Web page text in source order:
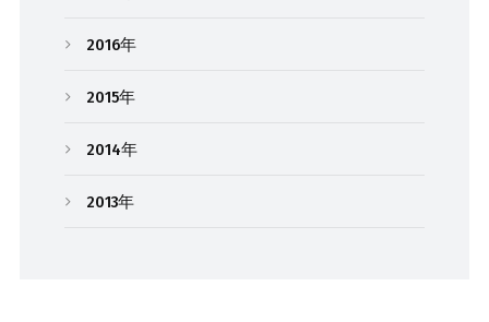
2016年
2015年
2014年
2013年